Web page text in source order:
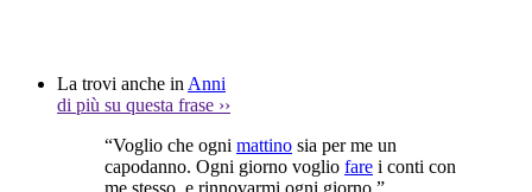
La trovi anche in Anni
di più su questa frase ››
“Voglio che ogni mattino sia per me un
capodanno. Ogni giorno voglio fare i conti con
me stesso, e rinnovarmi ogni giorno.”